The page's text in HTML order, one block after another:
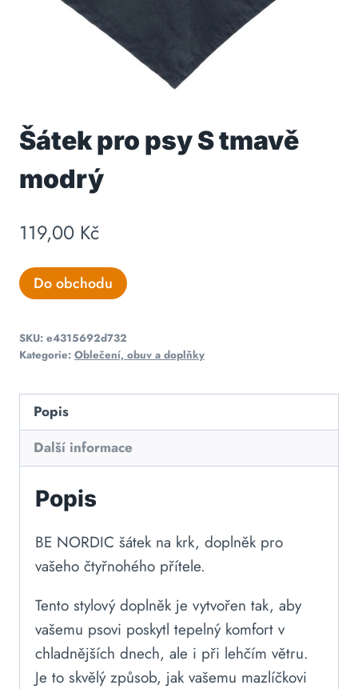
Šátek pro psy S tmavě
modrý
119,00 Kč
Do obchodu
SKU: e4315692d732
Kategorie: Oblečení, obuv a doplňky
Popis
Další informace
Popis
BE NORDIC šátek na krk, doplněk pro
vašeho čtyřnohého přítele.
Tento stylový doplněk je vytvořen tak, aby
vašemu psovi poskytl tepelný komfort v
chladnějších dnech, ale i při lehčím větru.
Je to skvělý způsob, jak vašemu mazlíčkovi